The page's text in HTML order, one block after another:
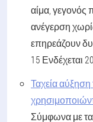
αίμα, γεγονός
ανέγερση
επηρεάζουν
15 Ενδέχεται
Ταχεία αύξηση
Σύμφωνα με τα